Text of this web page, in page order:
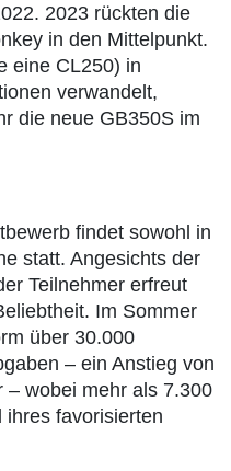
2023 rückten die
in den Mittelpunkt.
eine CL250) in
verwandelt,
die neue GB350S im
findet sowohl in
statt. Angesichts der
Teilnehmer erfreut
Im Sommer
über 30.000
– ein Anstieg von
– wobei mehr als 7.300
ihres favorisierten